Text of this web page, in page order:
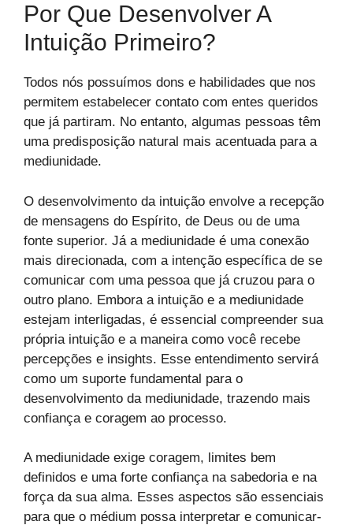
Por Que Desenvolver A
Intuição Primeiro?
Todos nós possuímos dons e habilidades que nos
permitem estabelecer contato com entes queridos
que já partiram. No entanto, algumas pessoas têm
uma predisposição natural mais acentuada para a
mediunidade.
O desenvolvimento da intuição envolve a recepção
de mensagens do Espírito, de Deus ou de uma
fonte superior. Já a mediunidade é uma conexão
mais direcionada, com a intenção específica de se
comunicar com uma pessoa que já cruzou para o
outro plano. Embora a intuição e a mediunidade
estejam interligadas, é essencial compreender sua
própria intuição e a maneira como você recebe
percepções e insights. Esse entendimento servirá
como um suporte fundamental para o
desenvolvimento da mediunidade, trazendo mais
confiança e coragem ao processo.
A mediunidade exige coragem, limites bem
definidos e uma forte confiança na sabedoria e na
força da sua alma. Esses aspectos são essenciais
para que o médium possa interpretar e comunicar-